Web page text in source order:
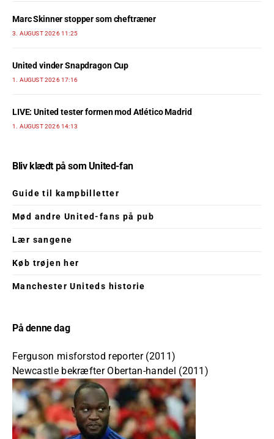
Marc Skinner stopper som cheftræner
3. AUGUST 2026 11:25
United vinder Snapdragon Cup
1. AUGUST 2026 17:16
LIVE: United tester formen mod Atlético Madrid
1. AUGUST 2026 14:13
Bliv klædt på som United-fan
Guide til kampbilletter
Mød andre United-fans på pub
Lær sangene
Køb trøjen her
Manchester Uniteds historie
På denne dag
Ferguson misforstod reporter (2011)
Newcastle bekræfter Obertan-handel (2011)